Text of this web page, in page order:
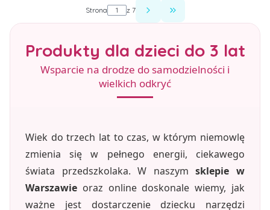
Strona z 7 Przejdź do ostatniej
Produkty dla dzieci do 3 lat
Wsparcie na drodze do samodzielności i
wielkich odkryć
Wiek do trzech lat to czas, w którym niemowlę
zmienia się w pełnego energii, ciekawego
świata przedszkolaka. W naszymsklepie w
Warszawie oraz online doskonale wiemy, jak
ważne jest dostarczenie dziecku narzędzi